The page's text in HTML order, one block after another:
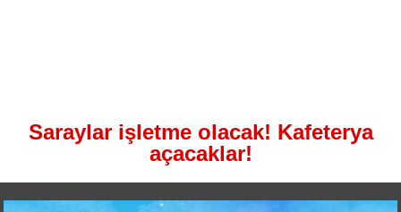
Saraylar işletme olacak! Kafeterya
açacaklar!